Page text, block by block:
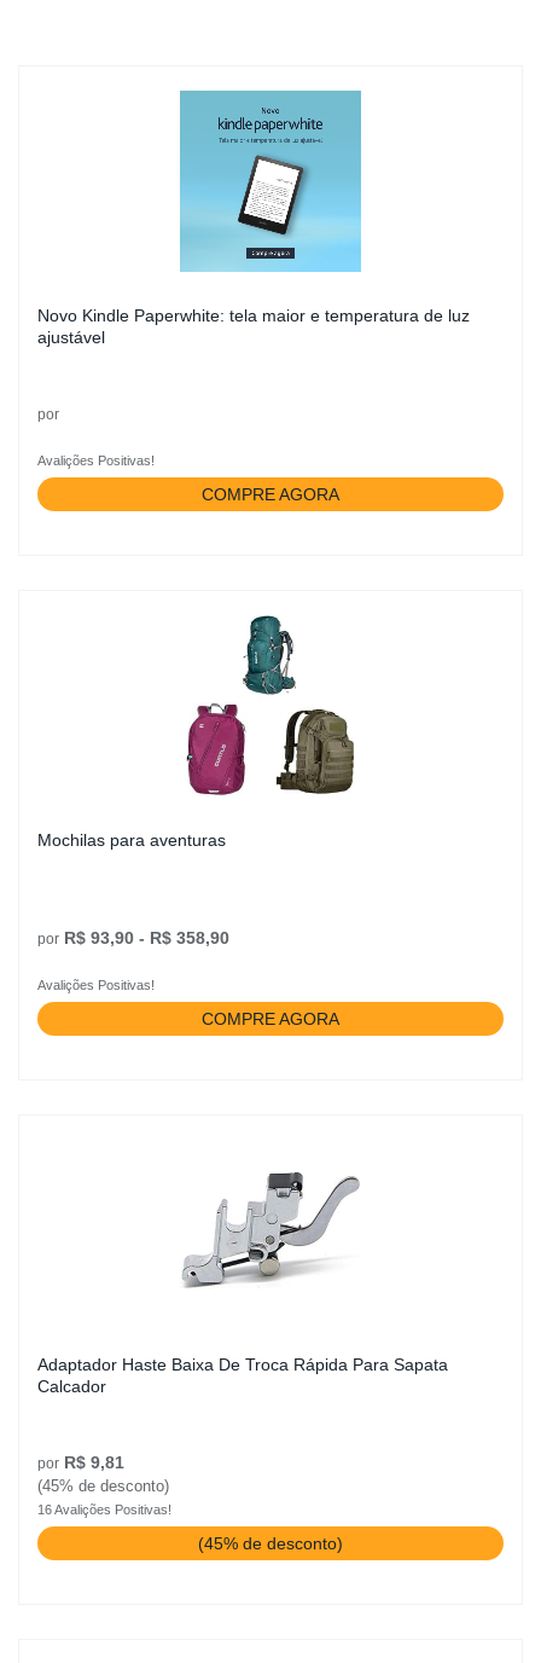
Novo Kindle Paperwhite: tela maior e temperatura de luz
ajustável
por
Avalições Positivas!
COMPRE AGORA
Mochilas para aventuras
por R$ 93,90 - R$ 358,90
Avalições Positivas!
COMPRE AGORA
Adaptador Haste Baixa De Troca Rápida Para Sapata
Calcador
por R$ 9,81
(45% de desconto)
16 Avalições Positivas!
(45% de desconto)